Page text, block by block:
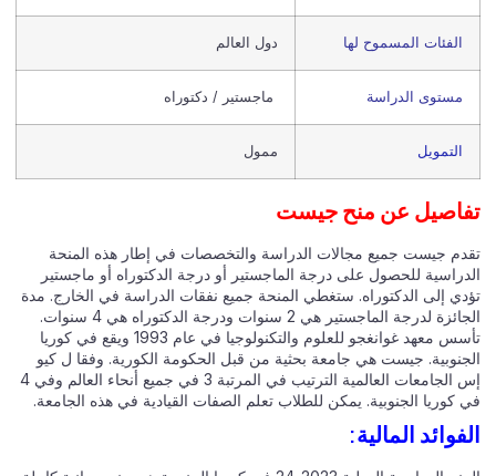
الفئات المسموح لها دول العالم
مستوى الدراسة ماجستير / دكتوراه
التمويل ممول
عن منح جيست
جيست جميع مجالات الدراسة والتخصصات في إطار هذه المنحة
للحصول على درجة الماجستير أو درجة الدكتوراه أو ماجستير
إلى الدكتوراه. ستغطي المنحة جميع نفقات الدراسة في الخارج. مدة
الجائزة لدرجة الماجستير هي 2 سنوات ودرجة الدكتوراه هي 4 سنوات.
تأسس معهد غوانغجو للعلوم والتكنولوجيا في عام 1993 ويقع في كوريا
جيست هي جامعة بحثية من قبل الحكومة الكورية. وفقا ل كيو
إس الجامعات العالمية الترتيب في المرتبة 3 في جميع أنحاء العالم وفي 4
كوريا الجنوبية. يمكن للطلاب تعلم الصفات القيادية في هذه الجامعة.
المالية: